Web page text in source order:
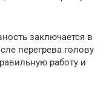
заключается в
перегрева голову
работу и